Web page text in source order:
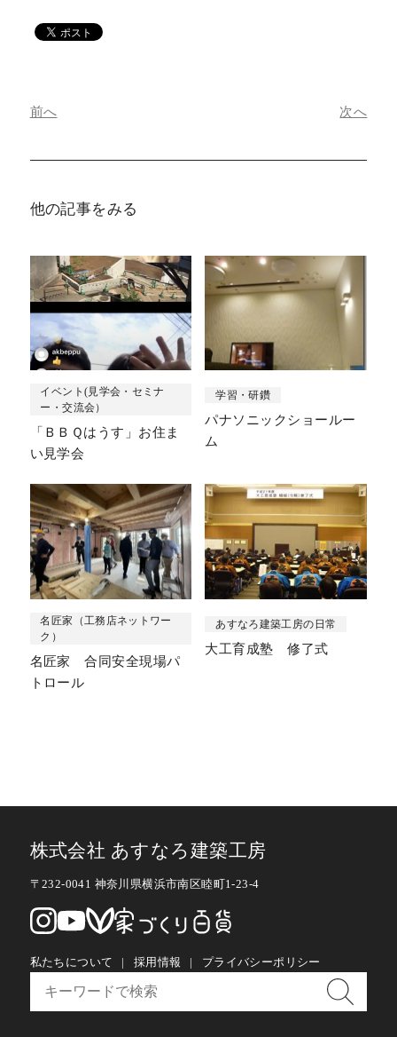
前へ 次へ
他の記事をみる
イベント(見学会・セミナ
ー・交流会）
「ＢＢＱはうす」お住ま
い見学会
学習・研鑽
パナソニックショールー
ム
名匠家（工務店ネットワー
ク）
名匠家 合同安全現場パ
トロール
あすなろ建築工房の日常
大工育成塾 修了式
株式会社 あすなろ建築工房
〒232-0041 神奈川県横浜市南区睦町1-23-4
私たちについて 採用情報 プライバシーポリシー